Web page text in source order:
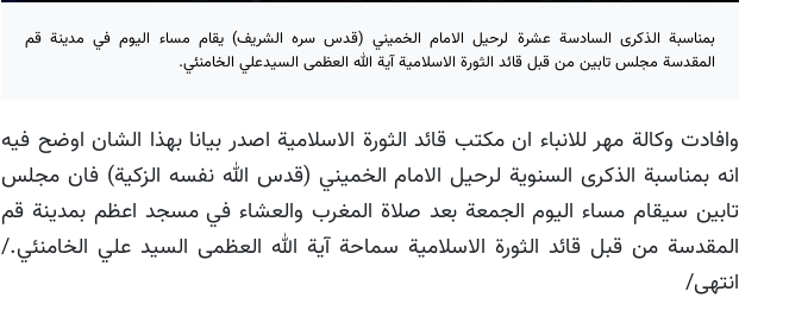
بمناسبة الذكرى السادسة عشرة لرحيل الامام الخميني (قدس سره الشريف) يقام مساء اليوم في مدينة قم
المقدسة مجلس تابين من قبل قائد الثورة الاسلامية آية الله العظمى السيدعلي الخامنئي.
وافادت وكالة مهر للانباء ان مكتب قائد الثورة الاسلامية اصدر بيانا بهذا الشان اوضح فيه
انه بمناسبة الذكرى السنوية لرحيل الامام الخميني (قدس الله نفسه الزكية) فان مجلس
تابين سيقام مساء اليوم الجمعة بعد صلاة المغرب والعشاء في مسجد اعظم بمدينة قم
المقدسة من قبل قائد الثورة الاسلامية سماحة آية الله العظمى السيد علي الخامنئي./
انتهى/